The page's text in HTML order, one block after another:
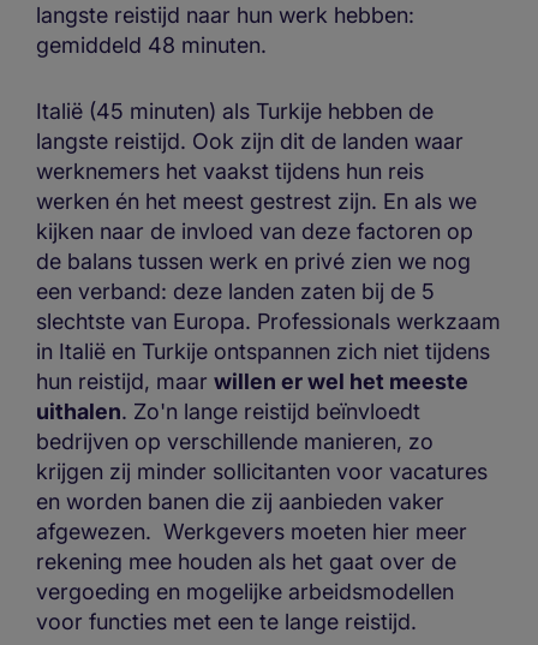
langste reistijd naar hun werk hebben:
gemiddeld 48 minuten.
Italië (45 minuten) als Turkije hebben de
langste reistijd. Ook zijn dit de landen waar
werknemers het vaakst tijdens hun reis
werken én het meest gestrest zijn. En als we
kijken naar de invloed van deze factoren op
de balans tussen werk en privé zien we nog
een verband: deze landen zaten bij de 5
slechtste van Europa. Professionals werkzaam
in Italië en Turkije ontspannen zich niet tijdens
hun reistijd, maar willen er wel het meeste
uithalen. Zo'n lange reistijd beïnvloedt
bedrijven op verschillende manieren, zo
krijgen zij minder sollicitanten voor vacatures
en worden banen die zij aanbieden vaker
afgewezen. Werkgevers moeten hier meer
rekening mee houden als het gaat over de
vergoeding en mogelijke arbeidsmodellen
voor functies met een te lange reistijd.